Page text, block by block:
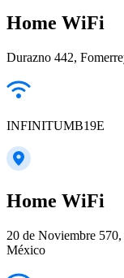
Home WiFi
Durazno 442,
INFINITUMB19E
Home WiFi
20 de Noviembre
México